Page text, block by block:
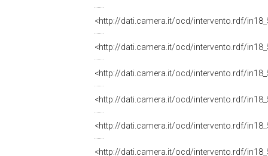
<http://dati.camera.it/ocd/intervento.rdf/
<http://dati.camera.it/ocd/intervento.rdf/
<http://dati.camera.it/ocd/intervento.rdf/
<http://dati.camera.it/ocd/intervento.rdf/
<http://dati.camera.it/ocd/intervento.rdf/
<http://dati.camera.it/ocd/intervento.rdf/